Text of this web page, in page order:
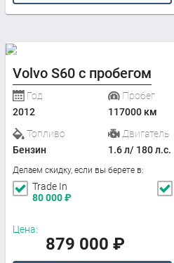
Volvo S60 с пробегом
Год
2012
Пробег
117000 км
Топливо
Бензин
Двигатель
1.6 л/ 180 л.с.
Делаем скидку, если вы берете в:
Trade In
80 000₽
Цена:
879 000 ₽